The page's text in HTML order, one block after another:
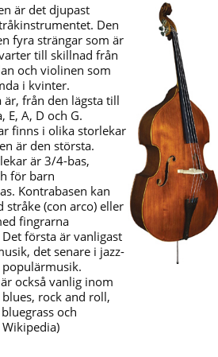
är det djupast
Den
fyra strängar som är
till skillnad från
och violinen som
i kvinter.
är, från den lägsta till
E, A, D och G.
finns i olika storlekar
är den största.
är 3/4-bas,
för barn
Kontrabasen kan
stråke (con arco) eller
fingrarna
Det första är vanligast
det senare i jazz-
också vanlig inom
rock and roll,
och
Wikipedia)